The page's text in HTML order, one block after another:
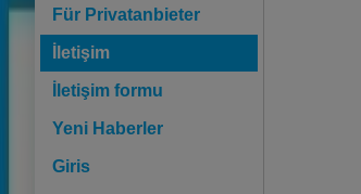
Für Privatanbieter
İletişim
İletişim formu
Yeni Haberler
Giris